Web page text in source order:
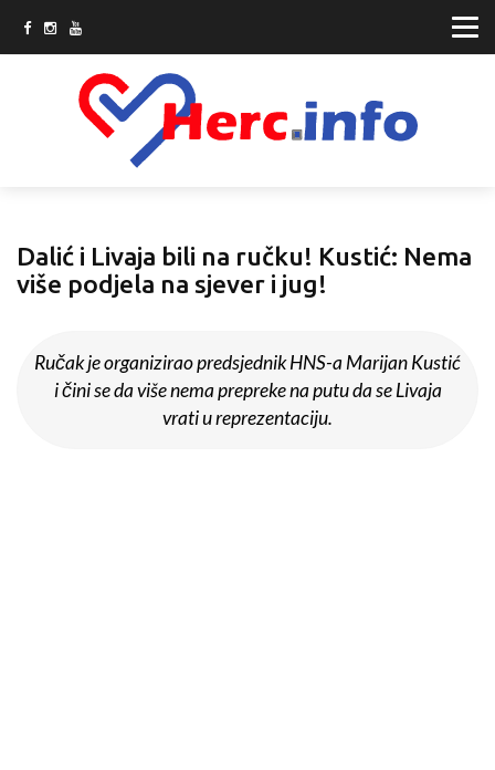
Dalić i Livaja bili na ručku! Kustić: Nema
više podjela na sjever i jug!
Ručak je organizirao predsjednik HNS-a Marijan Kustić
i čini se da više nema prepreke na putu da se Livaja
vrati u reprezentaciju.